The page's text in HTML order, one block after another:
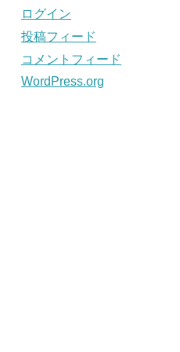
ログイン
投稿フィード
コメントフィード
WordPress.org